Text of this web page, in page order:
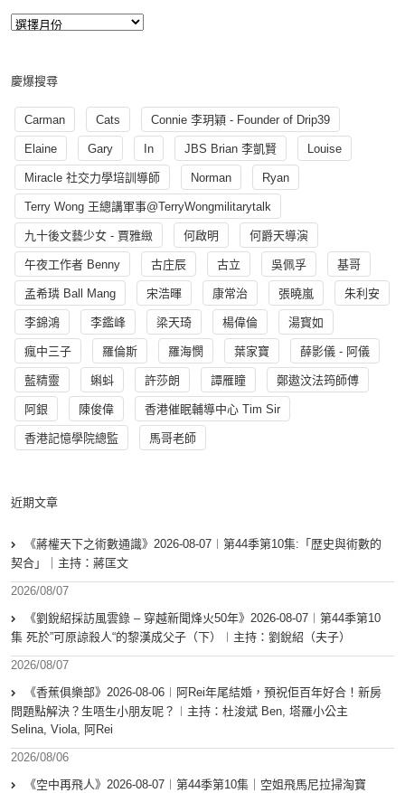
慶爆搜尋
Carman Cats Connie 李玥穎 - Founder of Drip39
Elaine Gary In JBS Brian 李凱賢 Louise
Miracle 社交力學培訓導師 Norman Ryan
Terry Wong 王總講軍事@TerryWongmilitarytalk
九十後文藝少女 - 賈雅緻 何啟明 何爵天導演
午夜工作者 Benny 古庄辰 古立 吳佩孚 基哥
孟希璘 Ball Mang 宋浩暉 康常治 張曉嵐 朱利安
李錦鴻 李鑑峰 梁天琦 楊偉倫 湯寳如
瘋中三子 羅倫斯 羅海憫 葉家寶 薛影儀 - 阿儀
藍精靈 蝌蚪 許莎朗 譚雁瞳 鄭遨汶法筠師傅
阿銀 陳俊偉 香港催眠輔導中心 Tim Sir
香港記憶學院總監 馬哥老師
近期文章
《蔣權天下之術數通識》2026-08-07︱第44季第10集:「歴史與術數的
契合」｜主持：蔣匡文
2026/08/07
《劉銳紹採訪風雲錄 – 穿越新聞烽火50年》2026-08-07︱第44季第10
集 死於”可原諒殺人“的黎漢成父子（下）︱主持：劉銳紹（夫子）
2026/08/07
《香蕉俱樂部》2026-08-06︱阿Rei年尾結婚，預祝佢百年好合！新房
問題點解決？生唔生小朋友呢？︱主持：杜浚斌 Ben, 塔羅小公主
Selina, Viola, 阿Rei
2026/08/06
《空中再飛人》2026-08-07︱第44季第10集｜空姐飛馬尼拉掃淘寶